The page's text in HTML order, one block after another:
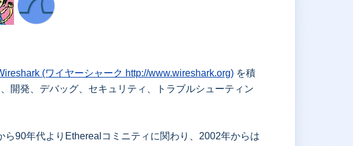
(ワイヤーシャーク http://www.wireshark.org) を積
開発、デバッグ、セキュリティ、トラブルシューティン
90年代よりEtherealコミニティに関わり、2002年からは